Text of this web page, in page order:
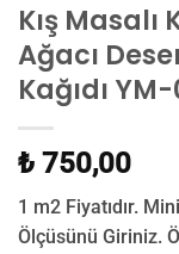
Kış Masalı
Ağacı
Kağıdı
₺ 750,00
1 m2 Fiyatıdır.
Ölçüsünü Giriniz.